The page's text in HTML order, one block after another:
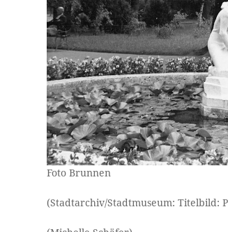
Foto Brunnen
(Stadtarchiv/Stadtmuseum: Titelbild: